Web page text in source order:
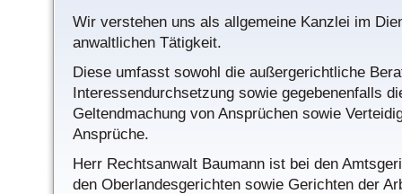
Wir verstehen uns als allgemeine Kanzlei im
anwaltlichen Tätigkeit.
Diese umfasst sowohl die außergerichtliche
Interessendurchsetzung sowie gegebenenfalls
Geltendmachung von Ansprüchen sowie
Ansprüche.
Herr Rechtsanwalt Baumann ist bei den
den Oberlandesgerichten sowie Gerichten der